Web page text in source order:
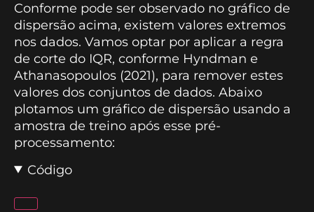
Conforme pode ser observado no gráfico de
dispersão acima, existem valores extremos
nos dados. Vamos optar por aplicar a regra
de corte do IQR, conforme Hyndman e
Athanasopoulos (2021), para remover estes
valores dos conjuntos de dados. Abaixo
plotamos um gráfico de dispersão usando a
amostra de treino após esse pré-
processamento:
Código